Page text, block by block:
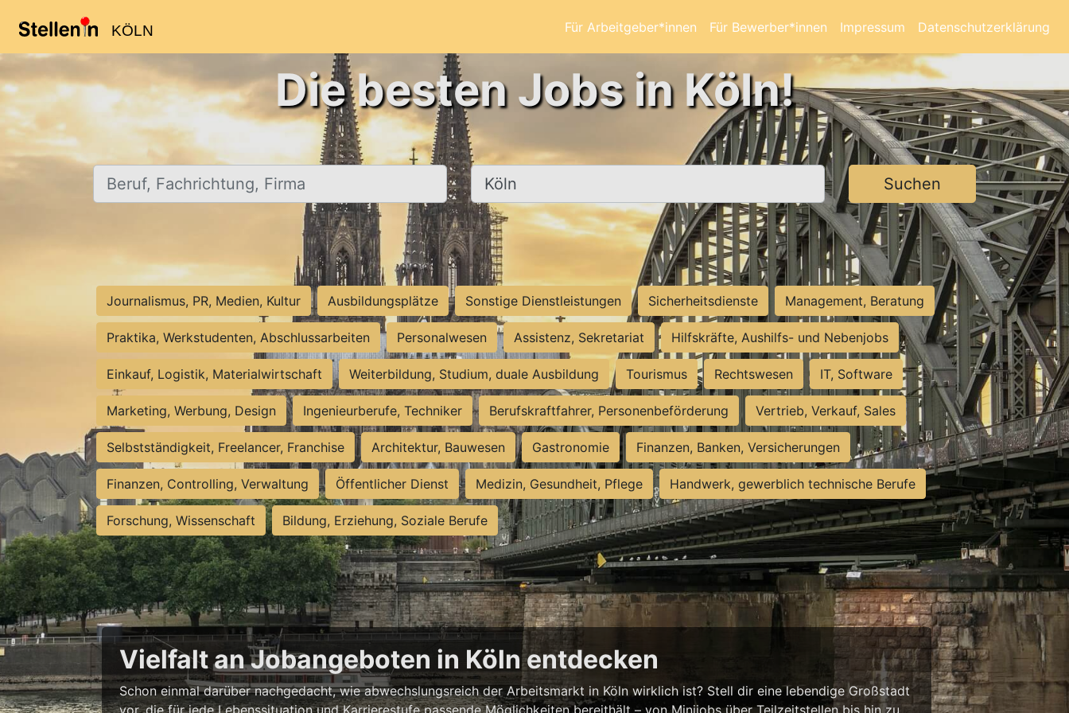
KÖLN Für Arbeitgeber*innen Für Bewerber*innen Impressum Datenschutzerklärung
Die besten Jobs in Köln!
Beruf, Fachrichtung, Firma Ort, Stadt Suchen
Journalismus, PR, Medien, Kultur Ausbildungsplätze Sonstige Dienstleistungen Sicherheitsdienste Management, Beratung
Praktika, Werkstudenten, Abschlussarbeiten Personalwesen Assistenz, Sekretariat Hilfskräfte, Aushilfs- und Nebenjobs
Einkauf, Logistik, Materialwirtschaft Weiterbildung, Studium, duale Ausbildung Tourismus Rechtswesen IT, Software
Marketing, Werbung, Design Ingenieurberufe, Techniker Berufskraftfahrer, Personenbeförderung Vertrieb, Verkauf, Sales
Selbstständigkeit, Freelancer, Franchise Architektur, Bauwesen Gastronomie Finanzen, Banken, Versicherungen
Finanzen, Controlling, Verwaltung Öffentlicher Dienst Medizin, Gesundheit, Pflege Handwerk, gewerblich technische Berufe
Forschung, Wissenschaft Bildung, Erziehung, Soziale Berufe
Vielfalt an Jobangeboten in Köln entdecken
Schon einmal darüber nachgedacht, wie abwechslungsreich der Arbeitsmarkt in Köln wirklich ist? Stell dir eine lebendige Großstadt